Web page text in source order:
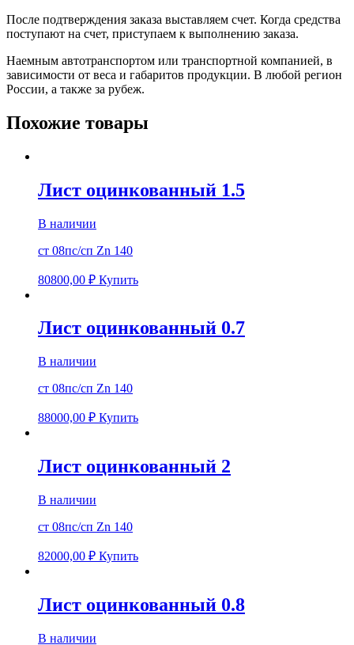
После подтверждения заказа выставляем счет. Когда средства
поступают на счет, приступаем к выполнению заказа.
Наемным автотранспортом или транспортной компанией, в
зависимости от веса и габаритов продукции. В любой регион
России, а также за рубеж.
Похожие товары
Лист оцинкованный 1.5
В наличии
ст 08пс/сп Zn 140
80800,00 ₽ Купить
Лист оцинкованный 0.7
В наличии
ст 08пс/сп Zn 140
88000,00 ₽ Купить
Лист оцинкованный 2
В наличии
ст 08пс/сп Zn 140
82000,00 ₽ Купить
Лист оцинкованный 0.8
В наличии